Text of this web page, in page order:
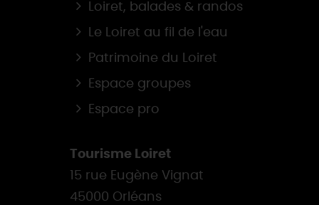
Loiret, balades & randos
Le Loiret au fil de l'eau
Patrimoine du Loiret
Espace groupes
Espace pro
Tourisme Loiret
15 rue Eugène Vignat
45000 Orléans